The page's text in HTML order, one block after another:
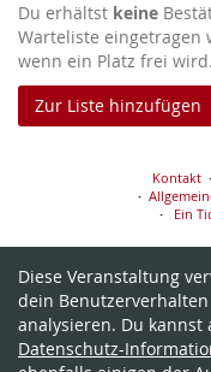
Du erhältst keine
Warteliste eingetragen
wenn ein Platz frei wird.
Zur Liste hinzufügen
Kontakt
Ein
Diese Veranstaltung
dein
analysieren. Du
Datenschutz-